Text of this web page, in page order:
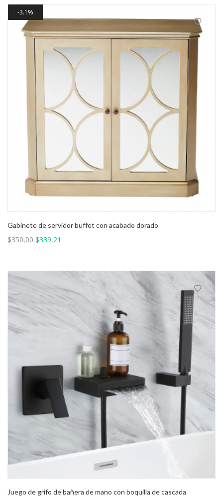
3.1%
Gabinete de servidor buffet con acabado dorado
$350,00 El
era:
$339,21
es:
$339,21.
Juego de grifo de bañera de mano con boquilla de cascada